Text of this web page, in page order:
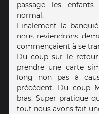
passage les enfants
normal.
Finalement la
nous reviendrons
commençaient à se
Du coup sur le
prendre une carte
long non pas à
précédent. Du coup
bras. Super pratique
tout nous avons fait